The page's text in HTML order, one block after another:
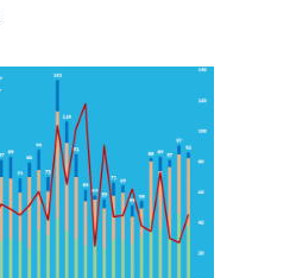
Martie 2016
Decembrie 2015
Mai 2015
Martie 2015
Agribusiness
Energia
Construcții și
pentru o Românie